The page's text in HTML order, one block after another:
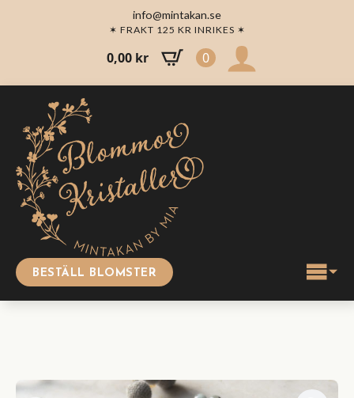
info@mintakan.se
✶ FRAKT 125 KR INRIKES ✶
0,00 kr 0
BESTÄLL BLOMSTER